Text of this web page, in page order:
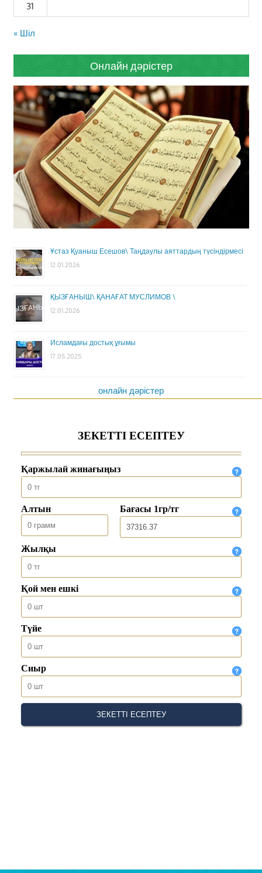
31
« Шіл
Онлайн дәрістер
Ұстаз Қуаныш Есешов\ Таңдаулы аяттардың түсіндірмесі
12.01.2026
ҚЫЗҒАНЫШ\ ҚАНАҒАТ МУСЛИМОВ \
12.01.2026
Исламдағы достық ұғымы
17.05.2025
онлайн дәрістер